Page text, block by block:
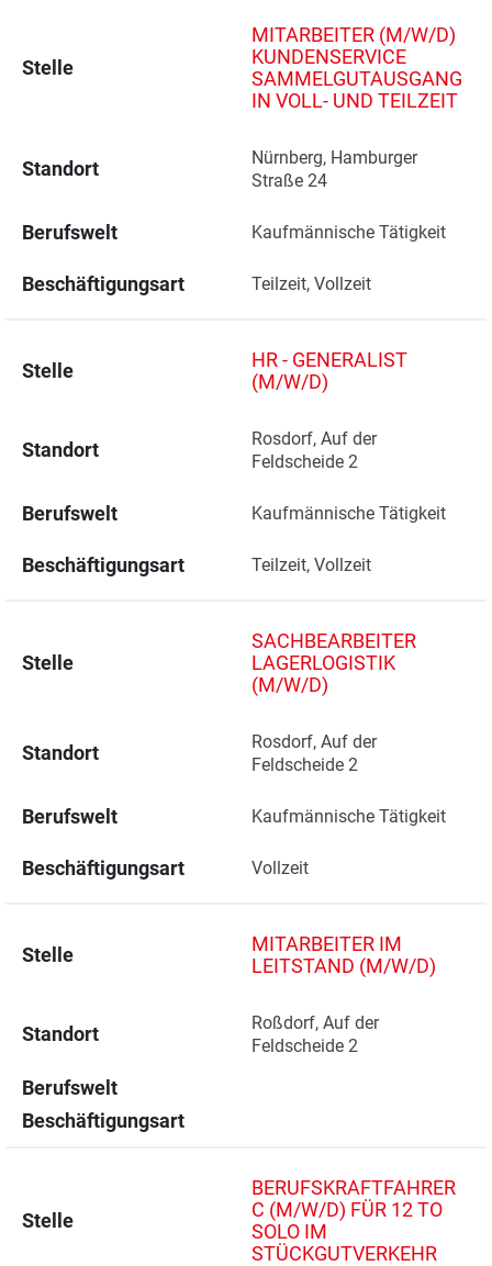
Stelle
MITARBEITER (M/W/D)
KUNDENSERVICE
SAMMELGUTAUSGANG
IN VOLL- UND TEILZEIT
Standort
Nürnberg, Hamburger
Straße 24
Berufswelt Kaufmännische Tätigkeit
Beschäftigungsart Teilzeit, Vollzeit
Stelle
HR - GENERALIST
(M/W/D)
Standort
Rosdorf, Auf der
Feldscheide 2
Berufswelt Kaufmännische Tätigkeit
Beschäftigungsart Teilzeit, Vollzeit
Stelle
SACHBEARBEITER
LAGERLOGISTIK
(M/W/D)
Standort
Rosdorf, Auf der
Feldscheide 2
Berufswelt Kaufmännische Tätigkeit
Beschäftigungsart Vollzeit
Stelle
MITARBEITER IM
LEITSTAND (M/W/D)
Standort
Roßdorf, Auf der
Feldscheide 2
Berufswelt
Beschäftigungsart
Stelle
BERUFSKRAFTFAHRER
C (M/W/D) FÜR 12 TO
SOLO IM
STÜCKGUTVERKEHR